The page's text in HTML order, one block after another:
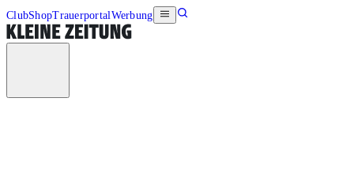
ClubShopTrauerportalWerbung